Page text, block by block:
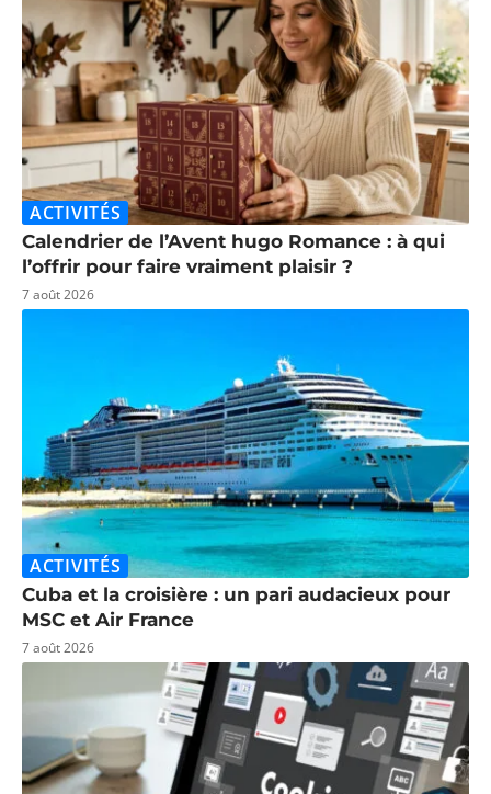
ACTIVITÉS
Calendrier de l’Avent hugo Romance : à qui
l’offrir pour faire vraiment plaisir ?
7 août 2026
ACTIVITÉS
Cuba et la croisière : un pari audacieux pour
MSC et Air France
7 août 2026